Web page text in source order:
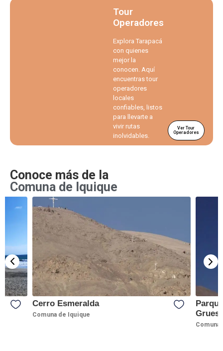
Tour
Operadores
Explora Tarapacá
con quienes
mejor la
conocen. Aquí
encuentras tour
operadores
locales
confiables, listos
para llevarte a
vivir rutas
inolvidables.
Ver Tour
Operadores
Conoce más de la
Comuna de Iquique
Cerro Esmeralda
Comuna de Iquique
Comuna